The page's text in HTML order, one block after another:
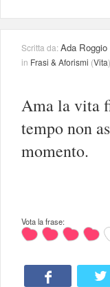
Scritta da:Ada Roggio
in Frasi & Aforismi (Vita)
Ama la vita
tempo non
momento.
Vota la frase: